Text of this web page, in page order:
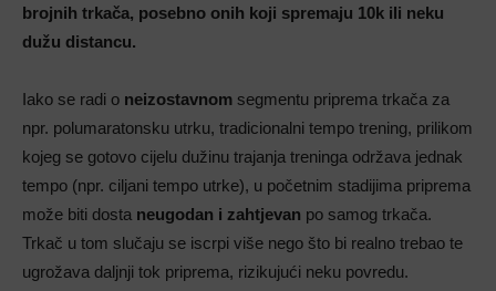
brojnih trkača, posebno onih koji spremaju 10k ili neku
dužu distancu.
Iako se radi o neizostavnom segmentu priprema trkača za
npr. polumaratonsku utrku, tradicionalni tempo trening, prilikom
kojeg se gotovo cijelu dužinu trajanja treninga održava jednak
tempo (npr. ciljani tempo utrke), u početnim stadijima priprema
može biti dosta neugodan i zahtjevan po samog trkača.
Trkač u tom slučaju se iscrpi više nego što bi realno trebao te
ugrožava daljnji tok priprema, rizikujući neku povredu.